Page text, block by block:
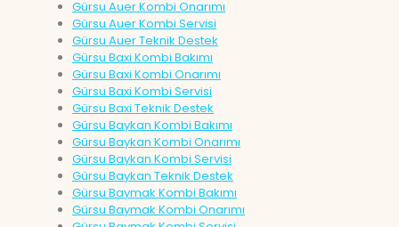
Gürsu Auer Kombi Onarımı
Gürsu Auer Kombi Servisi
Gürsu Auer Teknik Destek
Gürsu Baxi Kombi Bakımı
Gürsu Baxi Kombi Onarımı
Gürsu Baxi Kombi Servisi
Gürsu Baxi Teknik Destek
Gürsu Baykan Kombi Bakımı
Gürsu Baykan Kombi Onarımı
Gürsu Baykan Kombi Servisi
Gürsu Baykan Teknik Destek
Gürsu Baymak Kombi Bakımı
Gürsu Baymak Kombi Onarımı